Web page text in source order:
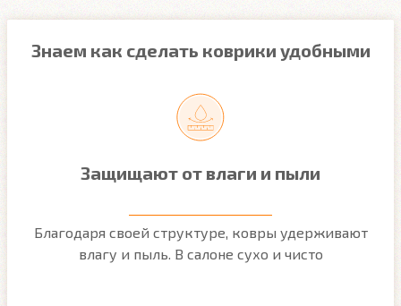
Знаем как сделать коврики удобными
Защищают от влаги и пыли
Благодаря своей структуре, ковры удерживают
влагу и пыль. В салоне сухо и чисто